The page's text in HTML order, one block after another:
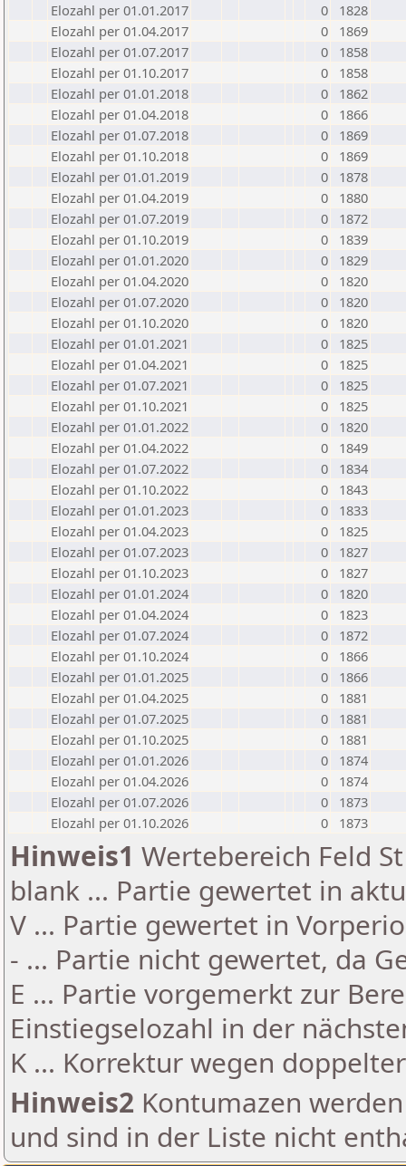
Elozahl per 01.01.2017
0
1828
Elozahl per 01.04.2017
0
1869
Elozahl per 01.07.2017
0
1858
Elozahl per 01.10.2017
0
1858
Elozahl per 01.01.2018
0
1862
Elozahl per 01.04.2018
0
1866
Elozahl per 01.07.2018
0
1869
Elozahl per 01.10.2018
0
1869
Elozahl per 01.01.2019
0
1878
Elozahl per 01.04.2019
0
1880
Elozahl per 01.07.2019
0
1872
Elozahl per 01.10.2019
0
1839
Elozahl per 01.01.2020
0
1829
Elozahl per 01.04.2020
0
1820
Elozahl per 01.07.2020
0
1820
Elozahl per 01.10.2020
0
1820
Elozahl per 01.01.2021
0
1825
Elozahl per 01.04.2021
0
1825
Elozahl per 01.07.2021
0
1825
Elozahl per 01.10.2021
0
1825
Elozahl per 01.01.2022
0
1820
Elozahl per 01.04.2022
0
1849
Elozahl per 01.07.2022
0
1834
Elozahl per 01.10.2022
0
1843
Elozahl per 01.01.2023
0
1833
Elozahl per 01.04.2023
0
1825
Elozahl per 01.07.2023
0
1827
Elozahl per 01.10.2023
0
1827
Elozahl per 01.01.2024
0
1820
Elozahl per 01.04.2024
0
1823
Elozahl per 01.07.2024
0
1872
Elozahl per 01.10.2024
0
1866
Elozahl per 01.01.2025
0
1866
Elozahl per 01.04.2025
0
1881
Elozahl per 01.07.2025
0
1881
Elozahl per 01.10.2025
0
1881
Elozahl per 01.01.2026
0
1874
Elozahl per 01.04.2026
0
1874
Elozahl per 01.07.2026
0
1873
Elozahl per 01.10.2026
0 1873
Hinweis1 Wertebereich Feld
blank ... Partie gewertet in
V ... Partie gewertet in
- ... Partie nicht gewertet, da
E ... Partie vorgemerkt zur
Einstiegselozahl in der
K ... Korrektur wegen
Hinweis2 Kontumazen
und sind in der Liste nicht